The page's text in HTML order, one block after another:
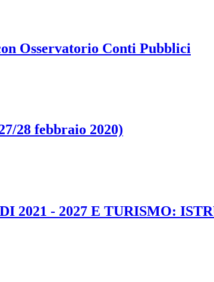
Osservatorio Conti Pubblici
28 febbraio 2020)
2021 - 2027 E TURISMO: